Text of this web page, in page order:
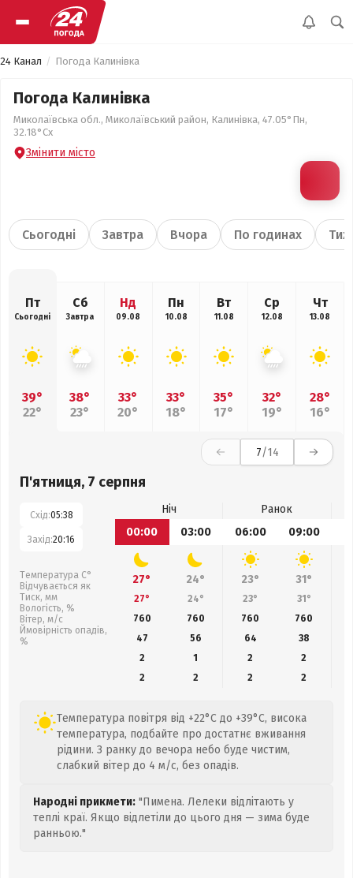
24 Канал Погода Калинівка
Погода Калинівка
Миколаївська обл., Миколаївський район, Калинівка, 47.05°Пн,
32.18°Сх
Змінити місто
Сьогодні Завтра Вчора По годинах
Пт
Сьогодні
39°
22°
Сб
Завтра
38°
23°
Нд
09.08
33°
20°
Пн
10.08
33°
18°
Вт
11.08
35°
17°
Ср
12.08
32°
19°
Чт
13.08
28°
16°
7/14
П'ятниця, 7 серпня
Схід:05:38
Захід:20:16
Температура С°
Відчувається як
Тиск, мм
Вологість, %
Вітер, м/с
Ймовірність опадів,
%
Ніч
Ранок
00:00
03:00 06:00 09:00
27° 24° 23° 31°
27° 24° 23° 31°
760
760 760 760
47
56 64 38
2
1 2
2
2
2 2 2
Температура повітря від +22°C до +39°C, висока
температура, подбайте про достатнє вживання
рідини. З ранку до вечора небо буде чистим,
слабкий вітер до 4 м/с, без опадів.
Народні прикмети: "Пимена. Лелеки відлітають у
теплі краї. Якщо відлетіли до цього дня — зима буде
ранньою."